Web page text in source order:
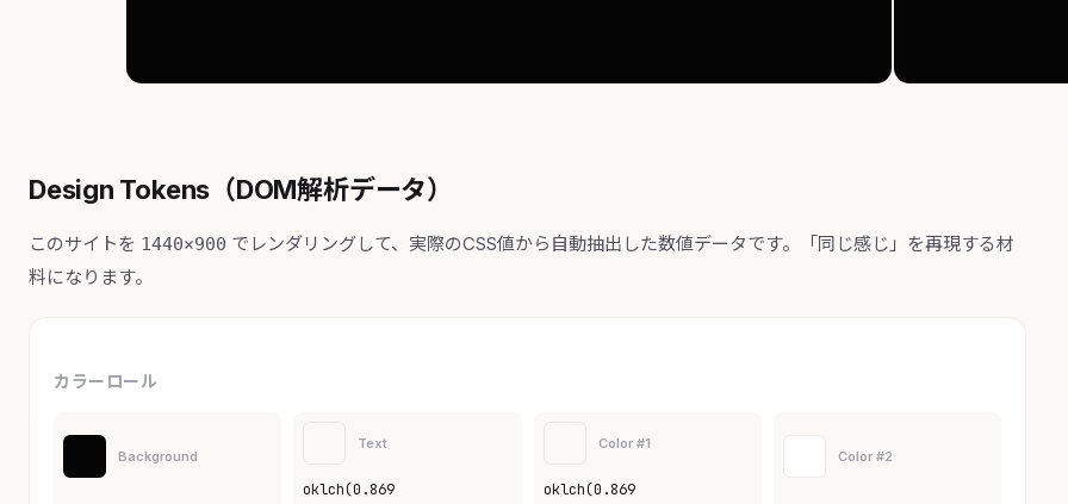
Design Tokens（DOM解析データ）
このサイトを 1440×900 でレンダリングして、実際のCSS値から自動抽出した数値データです。「同じ感じ」を再現する材
料になります。
カラーロール
Background
Text
oklch(0.869
Color #1
oklch(0.869
Color #2